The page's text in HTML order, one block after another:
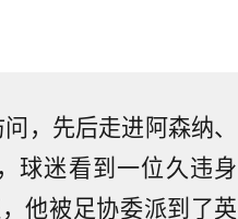
，先后走进阿森纳、
球迷看到一位久违身
他被足协委派到了英